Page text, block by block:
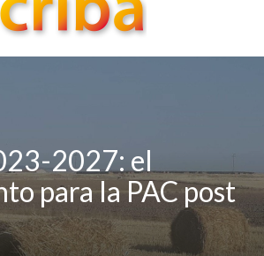
2027: el
para la PAC post